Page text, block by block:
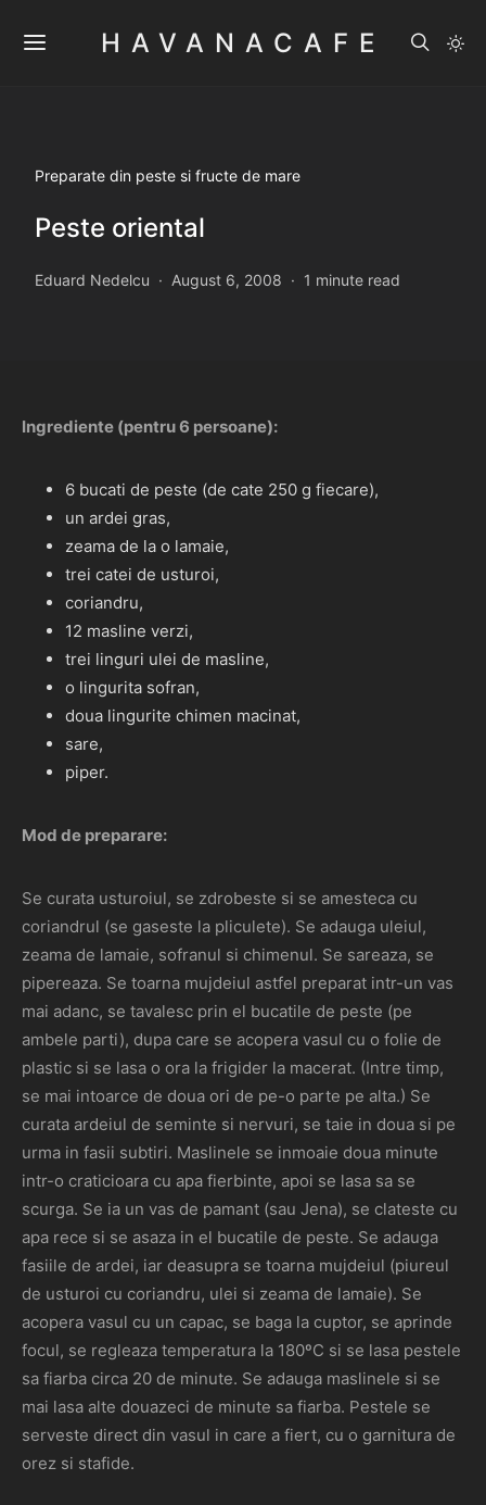
HAVANACAFE
Preparate din peste si fructe de mare
Peste oriental
Eduard Nedelcu August 6, 2008 1 minute read
Ingrediente (pentru 6 persoane):
6 bucati de peste (de cate 250 g fiecare),
un ardei gras,
zeama de la o lamaie,
trei catei de usturoi,
coriandru,
12 masline verzi,
trei linguri ulei de masline,
o lingurita sofran,
doua lingurite chimen macinat,
sare,
piper.
Mod de preparare:
Se curata usturoiul, se zdrobeste si se amesteca cu
coriandrul (se gaseste la pliculete). Se adauga uleiul,
zeama de lamaie, sofranul si chimenul. Se sareaza, se
pipereaza. Se toarna mujdeiul astfel preparat intr-un vas
mai adanc, se tavalesc prin el bucatile de peste (pe
ambele parti), dupa care se acopera vasul cu o folie de
plastic si se lasa o ora la frigider la macerat. (Intre timp,
se mai intoarce de doua ori de pe-o parte pe alta.) Se
curata ardeiul de seminte si nervuri, se taie in doua si pe
urma in fasii subtiri. Maslinele se inmoaie doua minute
intr-o craticioara cu apa fierbinte, apoi se lasa sa se
scurga. Se ia un vas de pamant (sau Jena), se clateste cu
apa rece si se asaza in el bucatile de peste. Se adauga
fasiile de ardei, iar deasupra se toarna mujdeiul (piureul
de usturoi cu coriandru, ulei si zeama de lamaie). Se
acopera vasul cu un capac, se baga la cuptor, se aprinde
focul, se regleaza temperatura la 180ºC si se lasa pestele
sa fiarba circa 20 de minute. Se adauga maslinele si se
mai lasa alte douazeci de minute sa fiarba. Pestele se
serveste direct din vasul in care a fiert, cu o garnitura de
orez si stafide.